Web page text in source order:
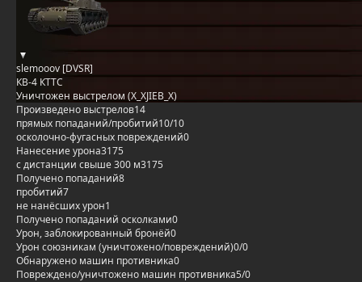
slemooov [DVSR]
КВ-4 КТТС
Уничтожен выстрелом (X_XJIEB_X)
Произведено выстрелов14
прямых попаданий/пробитий10/10
осколочно-фугасных повреждений0
Нанесение урона3175
с дистанции свыше 300 м3175
Получено попаданий8
пробитий7
не нанёсших урон1
Получено попаданий осколками0
Урон, заблокированный бронёй0
Урон союзникам (уничтожено/повреждений)0/0
Обнаружено машин противника0
Повреждено/уничтожено машин противника5/0